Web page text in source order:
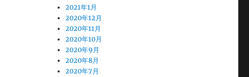
2021年1月
2020年12月
2020年11月
2020年10月
2020年9月
2020年8月
2020年7月